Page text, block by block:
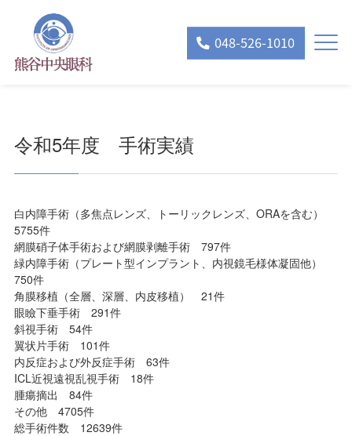
048-526-1010
令和5年度 手術実績
白内障手術（多焦点レンズ、トーリックレンズ、ORAを含む）
5755件
網膜硝子体手術および網膜剥離手術 797件
緑内障手術（プレート型インプラント、内視鏡毛様体凝固他）
750件
角膜移植（全層、深層、内皮移植） 21件
眼瞼下垂手術 291件
斜視手術 54件
翼状片手術 101件
内反症および外反症手術 63件
ICL近視遠視乱視手術 18件
腫瘍摘出 84件
その他 4705件
総手術件数 12639件